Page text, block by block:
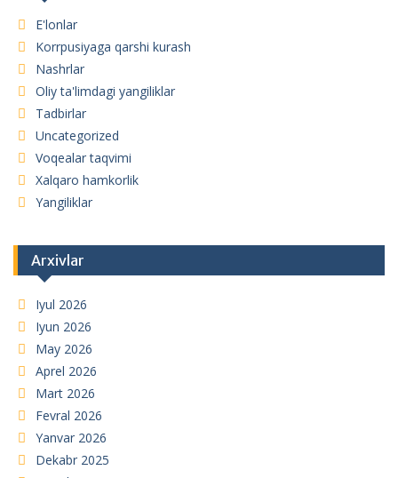
E'lonlar
Korrpusiyaga qarshi kurash
Nashrlar
Oliy ta'limdagi yangiliklar
Tadbirlar
Uncategorized
Voqealar taqvimi
Xalqaro hamkorlik
Yangiliklar
Arxivlar
Iyul 2026
Iyun 2026
May 2026
Aprel 2026
Mart 2026
Fevral 2026
Yanvar 2026
Dekabr 2025